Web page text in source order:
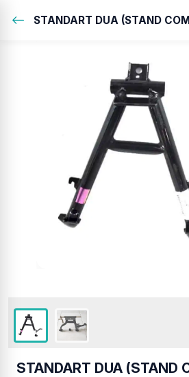
STANDART DUA (STAND
STANDART DUA (STAND